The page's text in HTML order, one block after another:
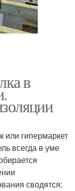
в
или гипермаркет
всегда в уме
сводятся: